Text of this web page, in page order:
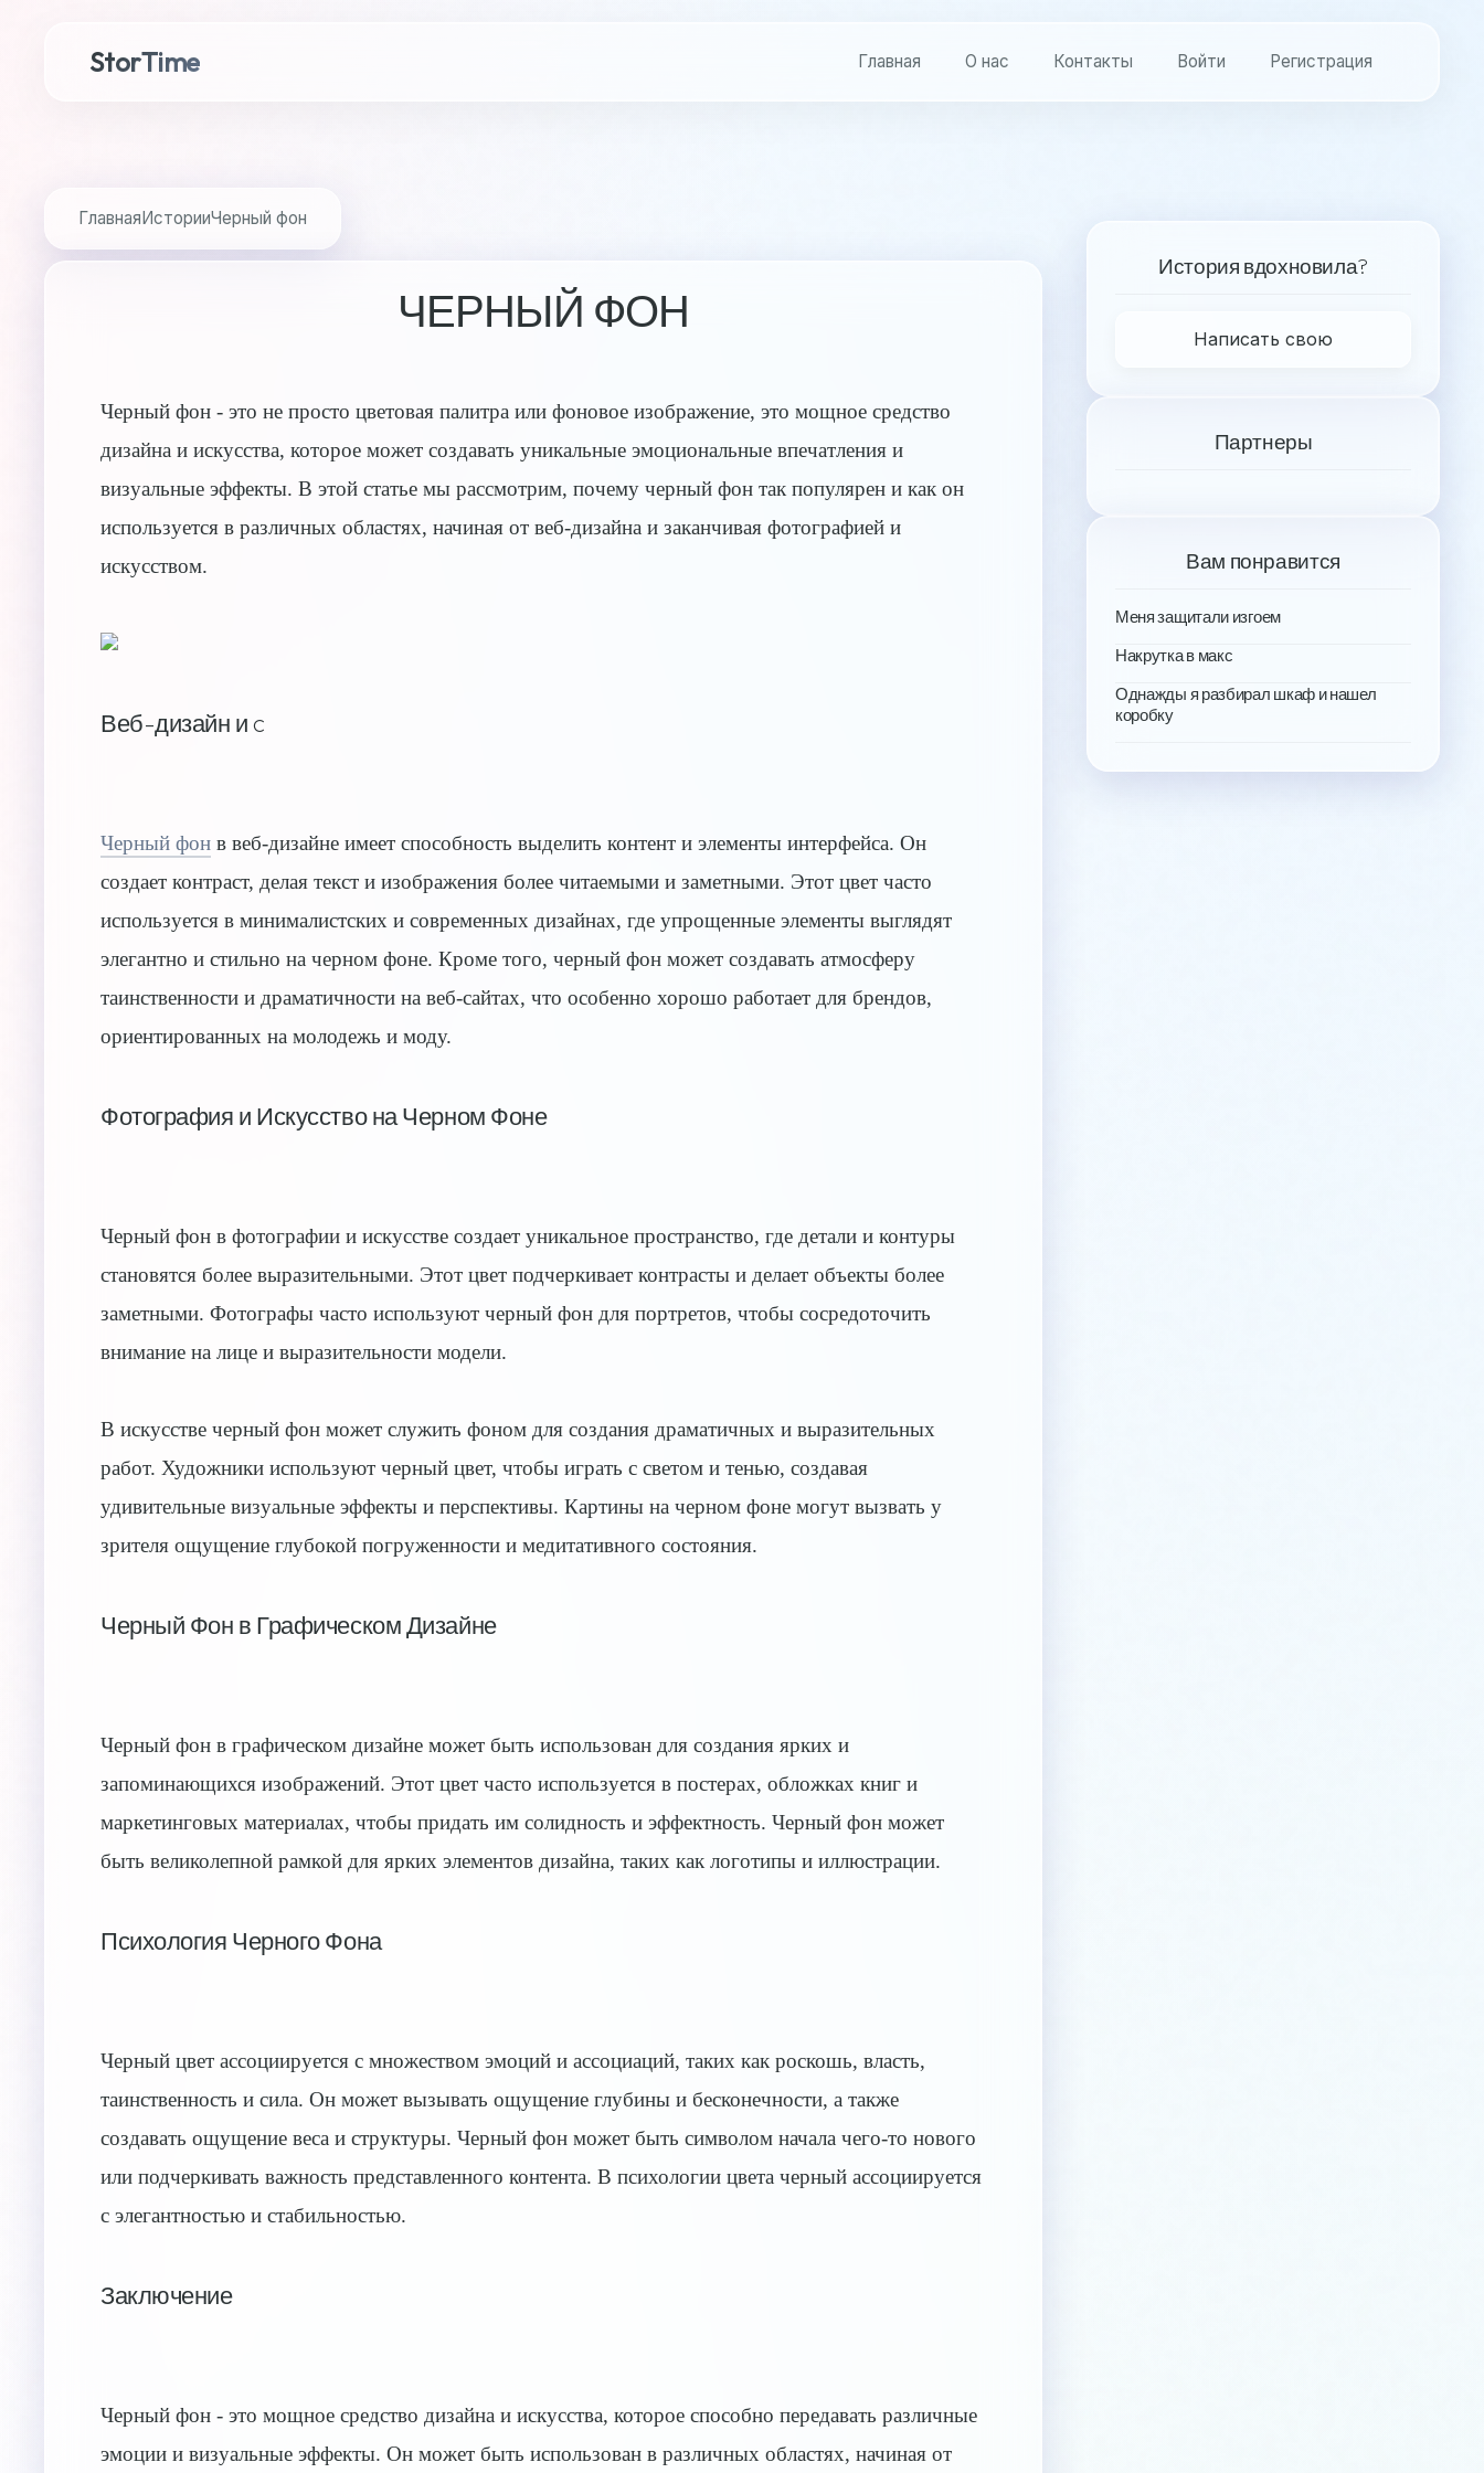
StorTime Главная О нас Контакты Войти Регистрация
ГлавнаяИсторииЧерный фон
ЧЕРНЫЙ ФОН
Черный фон - это не просто цветовая палитра или фоновое изображение, это мощное средство
дизайна и искусства, которое может создавать уникальные эмоциональные впечатления и
визуальные эффекты. В этой статье мы рассмотрим, почему черный фон так популярен и как он
используется в различных областях, начиная от веб-дизайна и заканчивая фотографией и
искусством.
Веб-дизайн и c
Черный фон в веб-дизайне имеет способность выделить контент и элементы интерфейса. Он
создает контраст, делая текст и изображения более читаемыми и заметными. Этот цвет часто
используется в минималистских и современных дизайнах, где упрощенные элементы выглядят
элегантно и стильно на черном фоне. Кроме того, черный фон может создавать атмосферу
таинственности и драматичности на веб-сайтах, что особенно хорошо работает для брендов,
ориентированных на молодежь и моду.
Фотография и Искусство на Черном Фоне
Черный фон в фотографии и искусстве создает уникальное пространство, где детали и контуры
становятся более выразительными. Этот цвет подчеркивает контрасты и делает объекты более
заметными. Фотографы часто используют черный фон для портретов, чтобы сосредоточить
внимание на лице и выразительности модели.
В искусстве черный фон может служить фоном для создания драматичных и выразительных
работ. Художники используют черный цвет, чтобы играть с светом и тенью, создавая
удивительные визуальные эффекты и перспективы. Картины на черном фоне могут вызвать у
зрителя ощущение глубокой погруженности и медитативного состояния.
Черный Фон в Графическом Дизайне
Черный фон в графическом дизайне может быть использован для создания ярких и
запоминающихся изображений. Этот цвет часто используется в постерах, обложках книг и
маркетинговых материалах, чтобы придать им солидность и эффектность. Черный фон может
быть великолепной рамкой для ярких элементов дизайна, таких как логотипы и иллюстрации.
Психология Черного Фона
Черный цвет ассоциируется с множеством эмоций и ассоциаций, таких как роскошь, власть,
таинственность и сила. Он может вызывать ощущение глубины и бесконечности, а также
создавать ощущение веса и структуры. Черный фон может быть символом начала чего-то нового
или подчеркивать важность представленного контента. В психологии цвета черный ассоциируется
с элегантностью и стабильностью.
Заключение
Черный фон - это мощное средство дизайна и искусства, которое способно передавать различные
эмоции и визуальные эффекты. Он может быть использован в различных областях, начиная от
История вдохновила?
Написать свою
Партнеры
Вам понравится
Меня защитали изгоем
Накрутка в макс
Однажды я разбирал шкаф и нашел
коробку